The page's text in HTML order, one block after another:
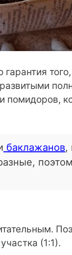
помидоров,
баклажанов,
(1:1).